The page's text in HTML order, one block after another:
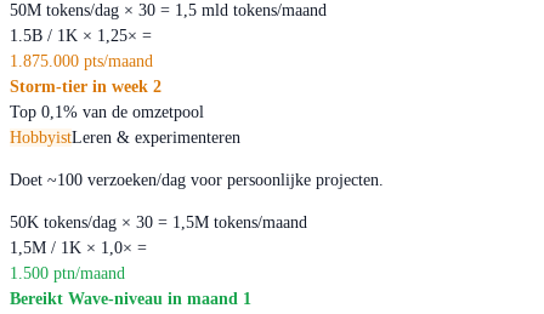
50M tokens/dag × 30 = 1,5 mld tokens/maand
1.5B / 1K × 1,25× =
1.875.000 pts/maand
Storm-tier in week 2
Top 0,1% van de omzetpool
HobbyistLeren & experimenteren
Doet ~100 verzoeken/dag voor persoonlijke projecten.
50K tokens/dag × 30 = 1,5M tokens/maand
1,5M / 1K × 1,0× =
1.500 ptn/maand
Bereikt Wave-niveau in maand 1